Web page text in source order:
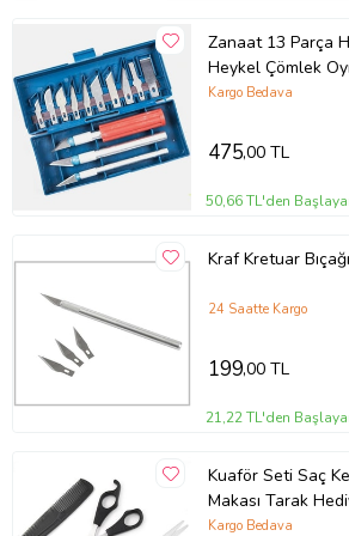
şekilde sabitleyin veya tezgaha
Makası Yerleştirme: Makasın
üzerine yerleştirin.
Kesme İşlemi:Makası sıkıca tutarak,
boyunca düzgün bir şekilde kesin.
Tomax Alüminyum ve
Önemli?
Keskin ve Düzgün Kesim:
Temiz ve
işlemlere gerek kalmaz.
Dayanıklılık:
Uzun ömürlü kullanım sunar.
Ergonomi:
Kullanımı kolaydır ve yorulma
Keskin Bıçaklar:
Makas kullanırken dikkatli
kullanmanız önerilir.
Zanaat 13 Parça
Heykel Çömlek
13 Maket Bıçak
Kargo Bedava
475,00 TL
50,66 TL'den
Kraf Kretuar
24 Saatte Kargo
199,00 TL
21,22 TL'den
Kuaför Seti Saç
Makası Tarak
Kargo Bedava